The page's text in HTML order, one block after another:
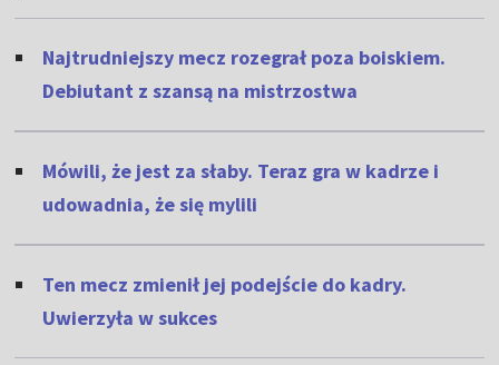
Najtrudniejszy mecz rozegrał poza boiskiem.
Debiutant z szansą na mistrzostwa
Mówili, że jest za słaby. Teraz gra w kadrze i
udowadnia, że się mylili
Ten mecz zmienił jej podejście do kadry.
Uwierzyła w sukces